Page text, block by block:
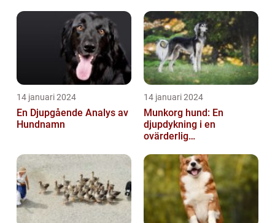
14 januari 2024
En Djupgående Analys av
Hundnamn
14 januari 2024
Munkorg hund: En
djupdykning i en
ovärderlig